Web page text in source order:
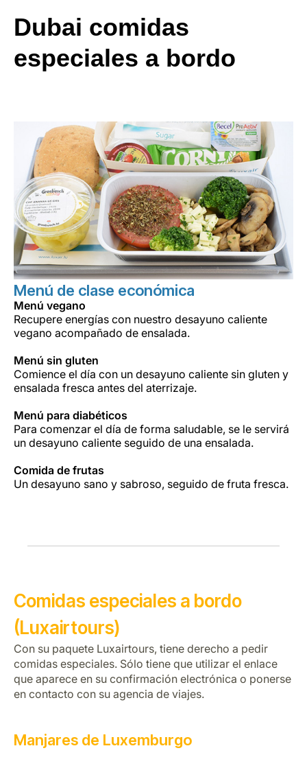
Dubai comidas
especiales a bordo
Menú de clase económica
Menú vegano
Recupere energías con nuestro desayuno caliente
vegano acompañado de ensalada.
Menú sin gluten
Comience el día con un desayuno caliente sin gluten y
ensalada fresca antes del aterrizaje.
Menú para diabéticos
Para comenzar el día de forma saludable, se le servirá
un desayuno caliente seguido de una ensalada.
Comida de frutas
Un desayuno sano y sabroso, seguido de fruta fresca.
Comidas especiales a bordo
(Luxairtours)
Con su paquete Luxairtours, tiene derecho a pedir
comidas especiales. Sólo tiene que utilizar el enlace
que aparece en su confirmación electrónica o ponerse
en contacto con su agencia de viajes.
Manjares de Luxemburgo